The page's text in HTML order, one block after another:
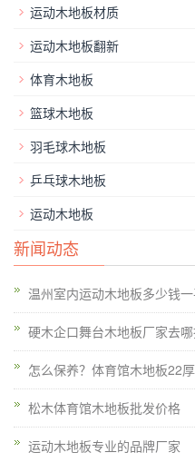
罗宾斯- 超过120年的经验
于俄亥俄州的家族企业.
在20世纪30年代中期开始
专注于运动地板的设计，
2007年，推出了住宅实心
2015年推出全系列表演艺
制造在密歇根州，威斯康
全职研发团队
销售办事处：辛辛那提，
安纳波利斯和温哥华。
运动木地板材质
运动木地板翻新
体育木地板
篮球木地板
羽毛球木地板
乒乓球木地板
运动木地板
新闻动态
温州室内运动木地板多少钱
硬木企口舞台木地板厂家去
怎么保养？体育馆木地板22厚
松木体育馆木地板批发价格
运动木地板专业的品牌厂家